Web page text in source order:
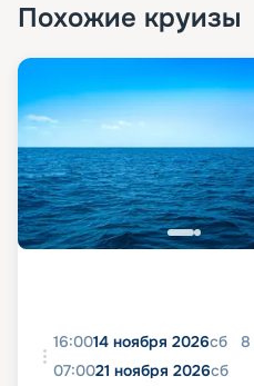
Похожие круизы
16:0014 ноября 2026сб 8
07:0021 ноября 2026сб